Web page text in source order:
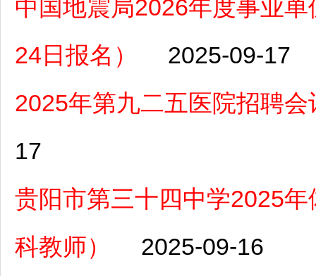
中国地震局2026年度事业
24日报名）
2025-09-17
2025年第九二五医院招聘
17
贵阳市第三十四中学2025
科教师）
2025-09-16